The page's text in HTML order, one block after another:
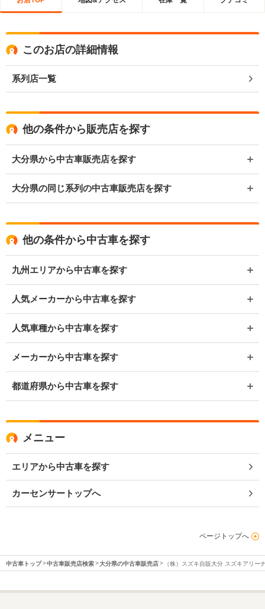
このお店の詳細情報
系列店一覧
他の条件から販売店を探す
大分県から中古車販売店を探す
大分県の同じ系列の中古車販売店を探す
他の条件から中古車を探す
九州エリアから中古車を探す
人気メーカーから中古車を探す
人気車種から中古車を探す
メーカーから中古車を探す
都道府県から中古車を探す
メニュー
エリアから中古車を探す
カーセンサートップへ
ページトップへ
中古車トップ 中古車販売店検索 大分県の中古車販売店 （株）スズキ自販大分 スズキアリー